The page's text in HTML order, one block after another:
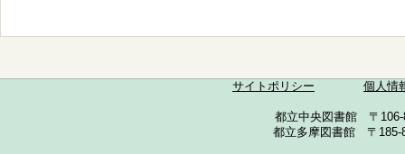
サイトポリシー 個人情
都立中央図書館 〒
都立多摩図書館 〒185-